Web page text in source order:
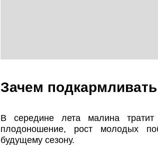
Зачем
В середине лета малина
плодоношение, рост молодых
будущему сезону.